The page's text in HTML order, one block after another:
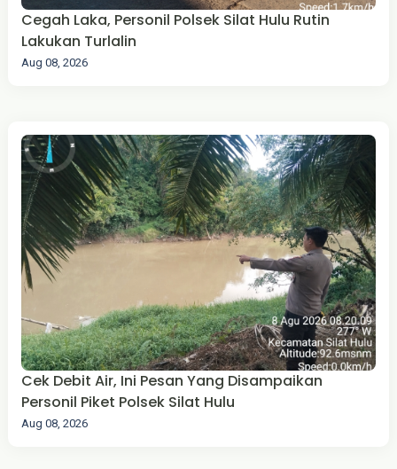
Cegah Laka, Personil Polsek Silat Hulu Rutin
Lakukan Turlalin
Aug 08, 2026
Cek Debit Air, Ini Pesan Yang Disampaikan
Personil Piket Polsek Silat Hulu
Aug 08, 2026